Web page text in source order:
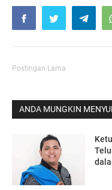
Postingan Lama
ANDA MUNGKIN